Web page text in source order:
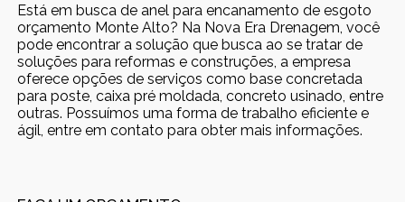
Está em busca de anel para encanamento de esgoto
orçamento Monte Alto? Na Nova Era Drenagem, você
pode encontrar a solução que busca ao se tratar de
soluções para reformas e construções, a empresa
oferece opções de serviços como base concretada
para poste, caixa pré moldada, concreto usinado, entre
outras. Possuímos uma forma de trabalho eficiente e
ágil, entre em contato para obter mais informações.